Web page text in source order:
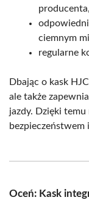
producenta,
ciemnym
regularne
Dbając o kask
ale także
jazdy. Dzięki
Oceń: Kask